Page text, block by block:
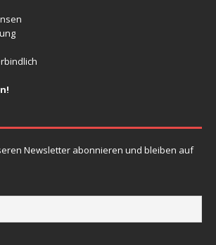
Newsletter abonnieren und bleiben auf